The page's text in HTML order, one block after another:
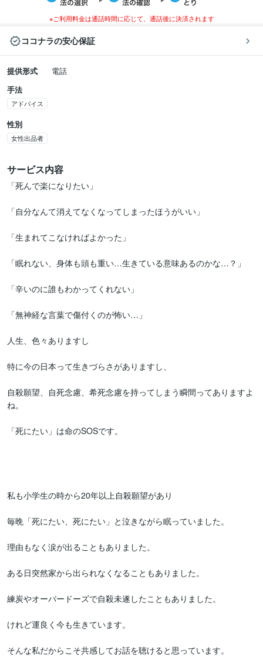
※ご利用料金は通話時間に応じて、通話後に決済されます
ココナラの安心保証
提供形式
電話
手法
アドバイス
性別
女性出品者
サービス内容
「死んで楽になりたい」
「自分なんて消えてなくなってしまったほうがいい」
「生まれてこなければよかった」
「眠れない、身体も頭も重い…生きている意味あるのかな…？」
「辛いのに誰もわかってくれない」
「無神経な言葉で傷付くのが怖い…」
人生、色々ありますし
特に今の日本って生きづらさがありますし、
自殺願望、自死念慮、希死念慮を持ってしまう瞬間ってありますよ
ね。
「死にたい」は命のSOSです。
私も小学生の時から20年以上自殺願望があり
毎晩「死にたい、死にたい」と泣きながら眠っていました。
理由もなく涙が出ることもありました。
ある日突然家から出られなくなることもありました。
練炭やオーバードーズで自殺未遂したこともありました。
けれど運良く今も生きています。
そんな私だからこそ共感してお話を聴けると思っています。